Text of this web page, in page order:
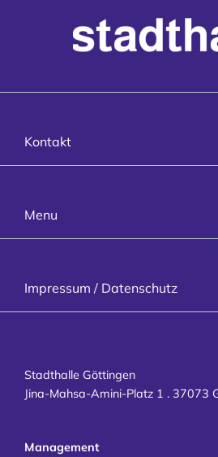
info@stadthalle-goettingen.de
T+49 551 99958-0
Kontakt
Menu
Impressum / Datenschutz
Stadthalle Göttingen
Jina-Mahsa-Amini-Platz 1 . 37073
Management